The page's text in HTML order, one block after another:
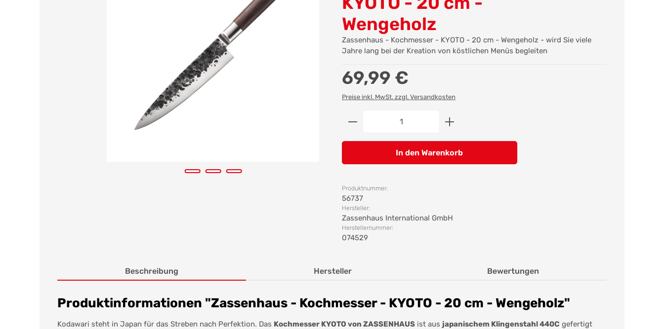
Wengeholz
Zassenhaus - Kochmesser - KYOTO - 20 cm - Wengeholz - wird Sie viele
Jahre lang bei der Kreation von köstlichen Menüs begleiten
Regulärer Preis:
69,99 €
Preise inkl. MwSt. zzgl. Versandkosten
Produkt Anzahl: Gib den gewünschten Wert ein oder
In den Warenkorb
Produktnummer:
56737
Hersteller:
Zassenhaus International GmbH
Herstellernummer:
074529
Beschreibung Hersteller Bewertungen
Produktinformationen "Zassenhaus - Kochmesser - KYOTO - 20 cm - Wengeholz"
Kodawari steht in Japan für das Streben nach Perfektion. Das Kochmesser KYOTO von ZASSENHAUS ist aus japanischem Klingenstahl 440C gefertigt